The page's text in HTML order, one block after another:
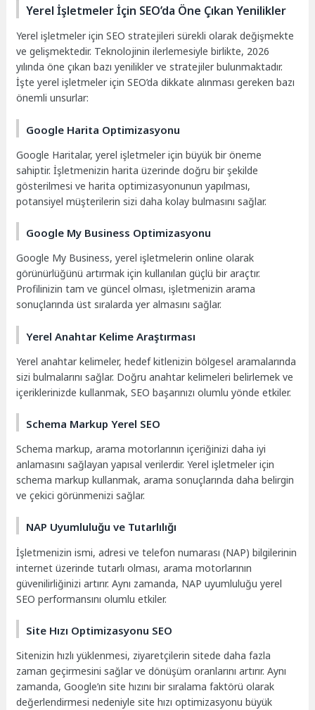
Yerel İşletmeler İçin SEO’da Öne Çıkan Yenilikler
Yerel işletmeler için SEO stratejileri sürekli olarak değişmekte
ve gelişmektedir. Teknolojinin ilerlemesiyle birlikte, 2026
yılında öne çıkan bazı yenilikler ve stratejiler bulunmaktadır.
İşte yerel işletmeler için SEO’da dikkate alınması gereken bazı
önemli unsurlar:
Google Harita Optimizasyonu
Google Haritalar, yerel işletmeler için büyük bir öneme
sahiptir. İşletmenizin harita üzerinde doğru bir şekilde
gösterilmesi ve harita optimizasyonunun yapılması,
potansiyel müşterilerin sizi daha kolay bulmasını sağlar.
Google My Business Optimizasyonu
Google My Business, yerel işletmelerin online olarak
görünürlüğünü artırmak için kullanılan güçlü bir araçtır.
Profilinizin tam ve güncel olması, işletmenizin arama
sonuçlarında üst sıralarda yer almasını sağlar.
Yerel Anahtar Kelime Araştırması
Yerel anahtar kelimeler, hedef kitlenizin bölgesel aramalarında
sizi bulmalarını sağlar. Doğru anahtar kelimeleri belirlemek ve
içeriklerinizde kullanmak, SEO başarınızı olumlu yönde etkiler.
Schema Markup Yerel SEO
Schema markup, arama motorlarının içeriğinizi daha iyi
anlamasını sağlayan yapısal verilerdir. Yerel işletmeler için
schema markup kullanmak, arama sonuçlarında daha belirgin
ve çekici görünmenizi sağlar.
NAP Uyumluluğu ve Tutarlılığı
İşletmenizin ismi, adresi ve telefon numarası (NAP) bilgilerinin
internet üzerinde tutarlı olması, arama motorlarının
güvenilirliğinizi artırır. Aynı zamanda, NAP uyumluluğu yerel
SEO performansını olumlu etkiler.
Site Hızı Optimizasyonu SEO
Sitenizin hızlı yüklenmesi, ziyaretçilerin sitede daha fazla
zaman geçirmesini sağlar ve dönüşüm oranlarını artırır. Aynı
zamanda, Google’ın site hızını bir sıralama faktörü olarak
değerlendirmesi nedeniyle site hızı optimizasyonu büyük